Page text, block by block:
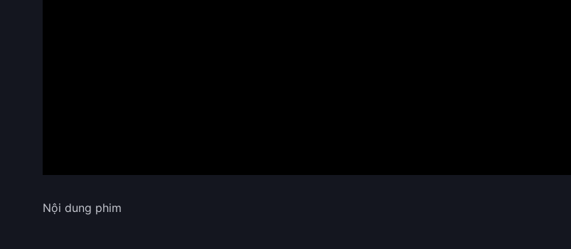
Nội dung phim